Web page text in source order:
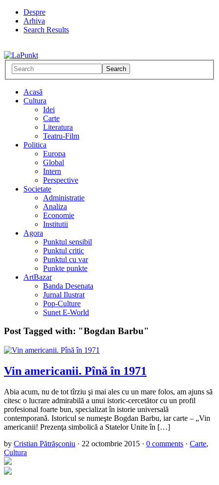
Despre
Arhiva
Search Results
Acasă
Cultura
Idei
Carte
Literatura
Teatru-Film
Politica
Europa
Global
Intern
Perspective
Societate
Administratie
Analiza
Economie
Institutii
Agora
Punktul sensibil
Punktul critic
Punktul cu var
Punkte punkte
ArtBazar
Banda Desenata
Jurnal Ilustrat
Pop-Culture
Sunet E-World
Post Tagged with: "Bogdan Barbu"
Vin americanii. Pînă în 1971
Abia acum, nu de tot tîrziu şi mai ales cu un mare folos, am ajuns să
citesc o lucrare admirabilă a unui istoric-cercetător cu un profil
profesional foarte bun, specializat în istorie universală
contemporană. Istoricul se numeşte Bogdan Barbu, iar carte – „Vin
americanii! Prezenţa simbolică a Statelor Unite în […]
by Cristian Pătrăşconiu · 22 octombrie 2015 · 0 comments · Carte,
Cultura